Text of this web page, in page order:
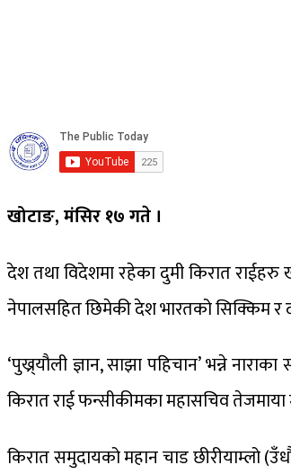
खोटाङ, मंसिर १७ गते ।
देश तथा विदेशमा रहेका दुमी किरात राईहरु
नेपालसहित छिमेकी देश भारतको सिक्किम र
‘पुख्र्यौली ज्ञान, साझा पहिचान’ भन्ने
किरात राई फन्सीकीमका महासचिव तेजमाया
किरात समुदायको महान चाड छीरीयाम्लो